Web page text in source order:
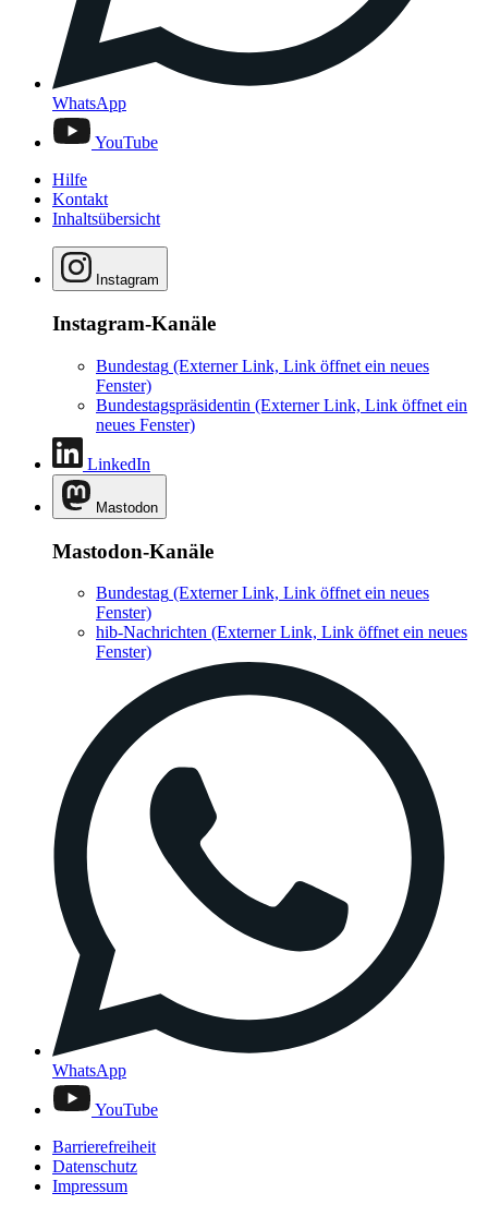
WhatsApp
YouTube
Hilfe
Kontakt
Inhaltsübersicht
Instagram
Instagram-Kanäle
Bundestag (Externer Link, Link öffnet ein neues
Fenster)
Bundestagspräsidentin (Externer Link, Link öffnet ein
neues Fenster)
LinkedIn
Mastodon
Mastodon-Kanäle
Bundestag (Externer Link, Link öffnet ein neues
Fenster)
hib-Nachrichten (Externer Link, Link öffnet ein neues
Fenster)
WhatsApp
YouTube
Barrierefreiheit
Datenschutz
Impressum